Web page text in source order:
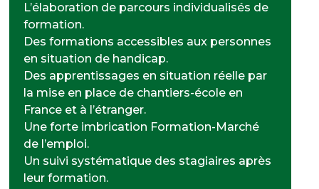
L’élaboration de parcours individualisés de
formation.
Des formations accessibles aux personnes
en situation de handicap.
Des apprentissages en situation réelle par
la mise en place de chantiers-école en
France et à l’étranger.
Une forte imbrication Formation-Marché
de l’emploi.
Un suivi systématique des stagiaires après
leur formation.